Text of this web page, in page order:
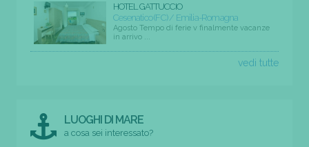
HOTEL GATTUCCIO
Cesenatico (FC) / Emilia-Romagna
Agosto Tempo di ferie v finalmente vacanze
in arrivo ...
vedi tutte
LUOGHI DI MARE
a cosa sei interessato?